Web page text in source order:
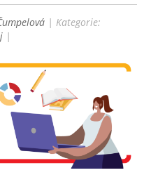
| Kategorie:
|